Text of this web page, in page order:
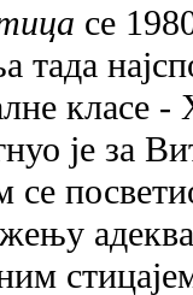
се
тада
класе
је за
се